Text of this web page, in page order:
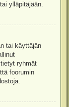
ylläpitäjään.
tai käyttäjän
ryhmät
foorumin